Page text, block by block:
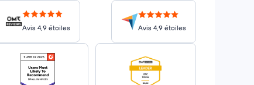
Avis 4,9 étoiles Avis 4,9 étoiles